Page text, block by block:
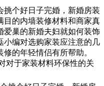
挑个好日子完婚，新婚房装
目的内墙装修材料和商家真
爱巢的新婚夫妇就如何装饰
小编对选购家装应注意的几
的年轻情侣有所帮助。
对于家装材料环保性的关